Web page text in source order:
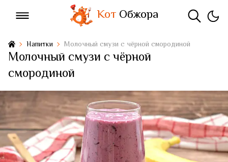
КотОбжора
Напитки Молочный смузи с чёрной смородиной
Молочный смузи с чёрной
смородиной